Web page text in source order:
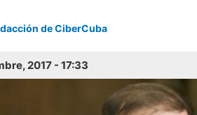
de CiberCuba
2017 - 17:33